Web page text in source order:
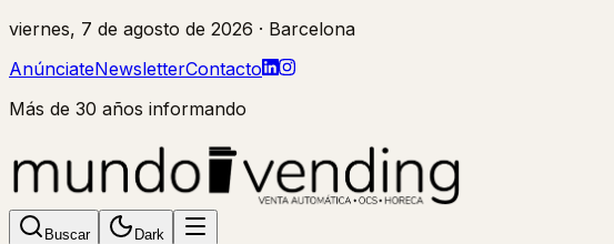
viernes, 7 de agosto de 2026 · Barcelona
AnúnciateNewsletterContacto
Más de 30 años informando
Buscar Dark